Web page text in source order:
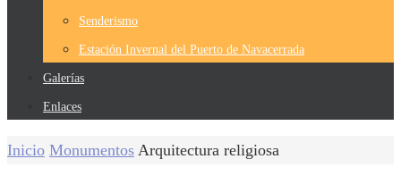
Senderismo
Estación Invernal del Puerto de Navacerrada
Galerías
Enlaces
Inicio Monumentos Arquitectura religiosa